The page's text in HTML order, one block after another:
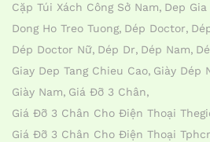
Cặp Túi Xách Công Sở Nam Dep Gia
Dong Ho Treo Tuong Dép Doctor
Dép Doctor Nữ Dép Dr Dép Nam
Giay Dep Tang Chieu Cao Giày Dép
Giày Nam Giá Đỡ 3 Chân
Giá Đỡ 3 Chân Cho Điện Thoại
Giá Đỡ 3 Chân Cho Điện Thoại